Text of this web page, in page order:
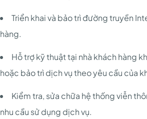
Triển khai và bảo trì đường truyền
hàng.
Hỗ trợ kỹ thuật tại nhà khách hàng
hoặc bảo trì dịch vụ theo yêu cầu của
Kiểm tra, sửa chữa hệ thống viễn
nhu cầu sử dụng dịch vụ.